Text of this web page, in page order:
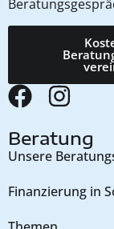
Beratung
Unsere
Finanzierung in